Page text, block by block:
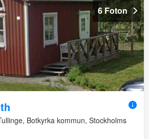
6 Foton
Botkyrka kommun, Stockholms